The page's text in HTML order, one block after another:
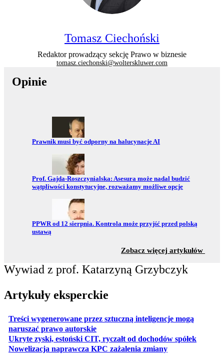
Tomasz Ciechoński
Redaktor prowadzący sekcję Prawo w biznesie
tomasz.ciechonski@wolterskluwer.com
Opinie
Przejdź do:
Prawnik musi być odporny na halucynacje AI
Przejdź do:
Prof. Gajda-Roszczynialska: Asesura może nadal budzić
wątpliwości konstytucyjne, rozważamy możliwe opcje
Przejdź do:
PPWR od 12 sierpnia. Kontrola może przyjść przed polską
ustawą
Zobacz więcej artykułów
Wywiad z prof. Katarzyną Grzybczyk
Artykuły eksperckie
Treści wygenerowane przez sztuczną inteligencje mogą
naruszać prawo autorskieotwiera się w nowej karcie
Ukryte zyski, estoński CIT, ryczałt od dochodów spółekotwiera
Nowelizacja naprawcza KPC zażalenia zmianyotwiera się w